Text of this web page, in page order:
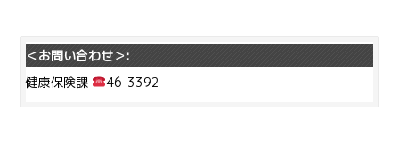
＜お問い合わせ＞:
健康保険課
46-3392